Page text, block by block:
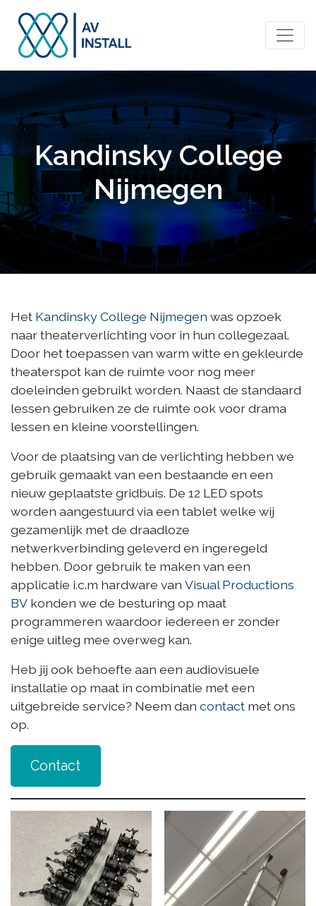
Kandinsky College
Nijmegen
Het Kandinsky College Nijmegen was opzoek
naar theaterverlichting voor in hun collegezaal.
Door het toepassen van warm witte en gekleurde
theaterspot kan de ruimte voor nog meer
doeleinden gebruikt worden. Naast de standaard
lessen gebruiken ze de ruimte ook voor drama
lessen en kleine voorstellingen.
Voor de plaatsing van de verlichting hebben we
gebruik gemaakt van een bestaande en een
nieuw geplaatste gridbuis. De 12 LED spots
worden aangestuurd via een tablet welke wij
gezamenlijk met de draadloze
netwerkverbinding geleverd en ingeregeld
hebben. Door gebruik te maken van een
applicatie i.c.m hardware van Visual Productions
BV konden we de besturing op maat
programmeren waardoor iedereen er zonder
enige uitleg mee overweg kan.
Heb jij ook behoefte aan een audiovisuele
installatie op maat in combinatie met een
uitgebreide service? Neem dan contact met ons
op.
Contact